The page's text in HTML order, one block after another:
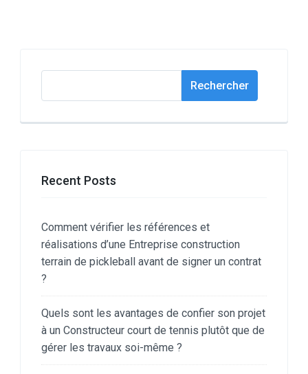
Rechercher
Recent Posts
Comment vérifier les références et
réalisations d’une Entreprise construction
terrain de pickleball avant de signer un contrat
?
Quels sont les avantages de confier son projet
à un Constructeur court de tennis plutôt que de
gérer les travaux soi-même ?